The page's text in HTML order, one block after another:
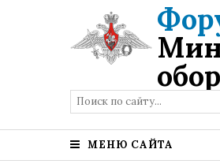
МЕНЮ САЙТА